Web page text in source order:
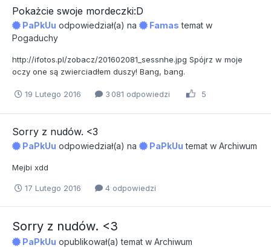
Pokażcie swoje mordeczki:D
PaPkUu odpowiedział(a) na Famas temat w
Pogaduchy
http://ifotos.pl/zobacz/201602081_sessnhe.jpg Spójrz w moje
oczy one są zwierciadłem duszy! Bang, bang.
19 Lutego 2016 3 081 odpowiedzi 5
Sorry z nudów. <3
PaPkUu odpowiedział(a) na PaPkUu temat w Archiwum
Mejbi xdd
17 Lutego 2016 4 odpowiedzi
Sorry z nudów. <3
PaPkUu opublikował(a) temat w Archiwum